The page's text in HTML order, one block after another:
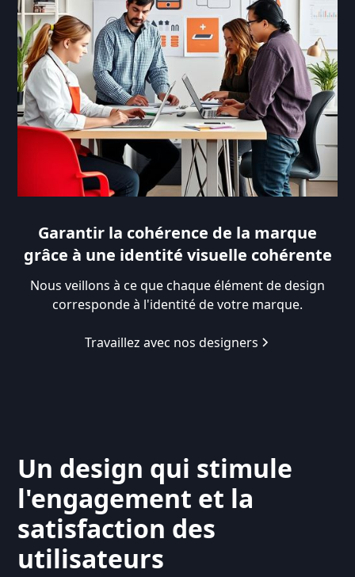
Garantir la cohérence de la marque
grâce à une identité visuelle cohérente
Nous veillons à ce que chaque élément de design
corresponde à l'identité de votre marque.
Travaillez avec nos designers
Un design qui stimule
l'engagement et la
satisfaction des
utilisateurs